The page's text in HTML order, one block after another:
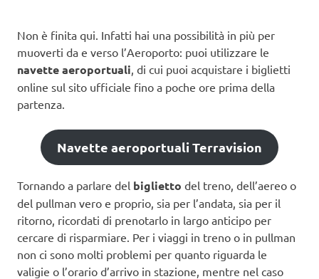
Non è finita qui. Infatti hai una possibilità in più per
muoverti da e verso l’Aeroporto: puoi utilizzare le
navette aeroportuali, di cui puoi acquistare i biglietti
online sul sito ufficiale fino a poche ore prima della
partenza.
Navette aeroportuali Terravision
Tornando a parlare del biglietto del treno, dell’aereo o
del pullman vero e proprio, sia per l’andata, sia per il
ritorno, ricordati di prenotarlo in largo anticipo per
cercare di risparmiare. Per i viaggi in treno o in pullman
non ci sono molti problemi per quanto riguarda le
valigie o l’orario d’arrivo in stazione, mentre nel caso